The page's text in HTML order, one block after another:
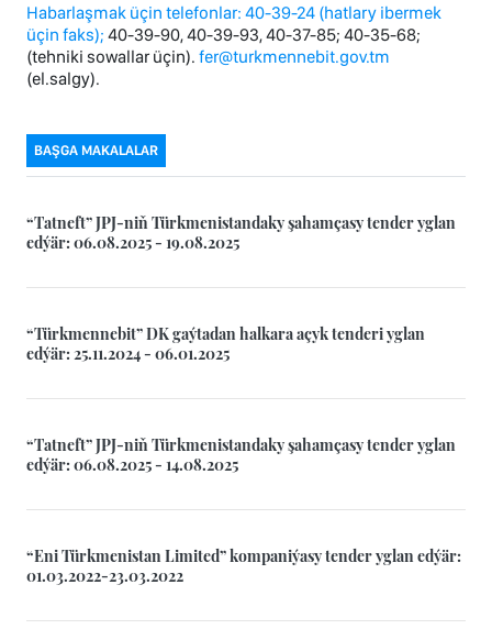
Habarlaşmak üçin telefonlar: 40-39-24 (hatlary ibermek
üçin faks); 40-39-90, 40-39-93, 40-37-85; 40-35-68;
(tehniki sowallar üçin). fer@turkmennebit.gov.tm
(el.salgy).
BAŞGA MAKALALAR
“Tatneft” JPJ-niň Türkmenistandaky şahamçasy tender yglan
edýär: 06.08.2025 - 19.08.2025
“Türkmennebit” DK gaýtadan halkara açyk tenderi yglan
edýär: 25.11.2024 - 06.01.2025
“Tatneft” JPJ-niň Türkmenistandaky şahamçasy tender yglan
edýär: 06.08.2025 - 14.08.2025
“Eni Türkmenistan Limited” kompaniýasy tender yglan edýär:
01.03.2022-23.03.2022